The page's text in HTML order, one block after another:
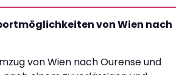
von Wien nach
von Wien nach Ourense und